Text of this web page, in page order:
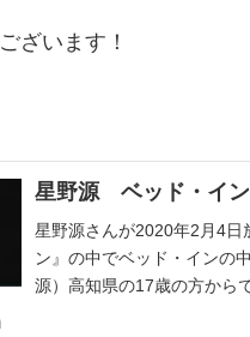
ざいます！
星野源 ベッド・イン
星野源さんが2020年2月4日
ン』の中でベッド・インの
源）高知県の17歳の方から